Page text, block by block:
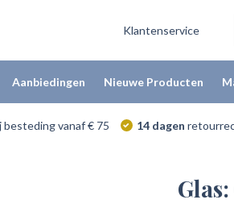
Klantenservice
Aanbiedingen Nieuwe Producten
besteding vanaf € 75 14 dagen